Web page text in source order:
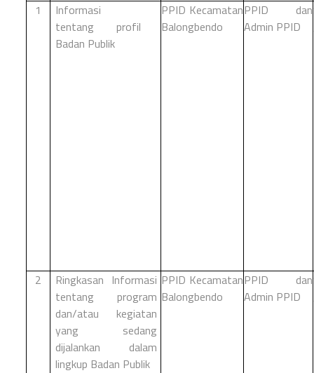
1
Informasi
tentang
profil
Badan Publik
PPID Kecamatan
Balongbendo
PPID dan
Admin PPID
2 Ringkasan Informasi
tentang
program
dan/atau kegiatan
yang sedang
dijalankan dalam
lingkup Badan Publik
PPID Kecamatan
Balongbendo
PPID dan
Admin PPID